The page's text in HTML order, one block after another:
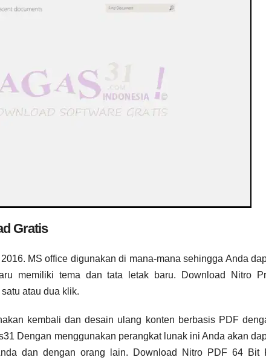
Gratis
MS office digunakan di mana-mana sehingga Anda
memiliki tema dan tata letak baru. Download Nitro
atau dua klik.
kembali dan desain ulang konten berbasis PDF
Dengan menggunakan perangkat lunak ini Anda akan
dan dengan orang lain.
Download Nitro PDF 64 Bit